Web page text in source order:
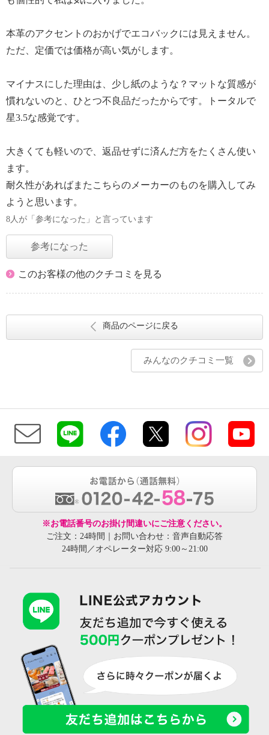
本革のアクセントのおかげでエコバックには見えません。
ただ、定価では価格が高い気がします。
マイナスにした理由は、少し紙のような？マットな質感が
慣れないのと、ひとつ不良品だったからです。トータルで
星3.5な感覚です。
大きくても軽いので、返品せずに済んだ方をたくさん使い
ます。
耐久性があればまたこちらのメーカーのものを購入してみ
ようと思います。
8人が「参考になった」と言っています
参考になった
このお客様の他のクチコミを見る
商品のページに戻る
みんなのクチコミ一覧
※お電話番号のお掛け間違いにご注意ください。
ご注文：24時間｜お問い合わせ：音声自動応答
24時間／オペレーター対応 9:00～21:00